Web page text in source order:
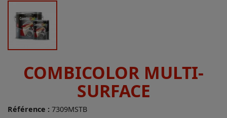
COMBICOLOR MULTI-
SURFACE
Référence : 7309MSTB